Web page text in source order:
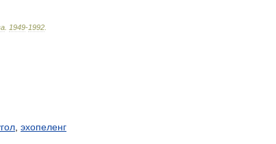
1949-1992
эхопеленг